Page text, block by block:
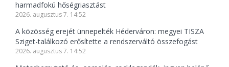
harmadfokú hőségriasztást
2026. augusztus 7. 14:52
A közösség erejét ünnepelték Héderváron: megyei TISZA
Sziget-találkozó erősítette a rendszerváltó összefogást
2026. augusztus 7. 14:52